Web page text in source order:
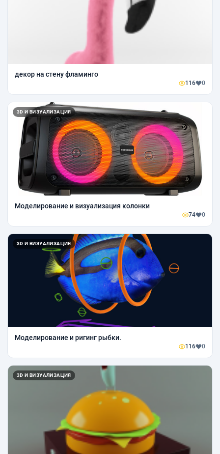
декор на стену фламинго
116 0
3D И ВИЗУАЛИЗАЦИЯ
Моделирование и визуализация колонки
74 0
3D И ВИЗУАЛИЗАЦИЯ
Моделирование и ригинг рыбки.
116 0
3D И ВИЗУАЛИЗАЦИЯ